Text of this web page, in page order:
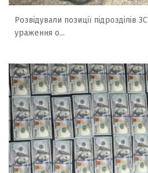
Розвідували позиції підрозділів
ураження о...